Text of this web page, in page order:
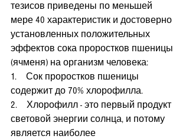
тезисов приведены по меньшей
мере 40 характеристик и достоверно
установленных положительных
эффектов сока проростков пшеницы
(ячменя) на организм человека:
1.    Сок проростков пшеницы
содержит до 70% хлорофилла.
2.    Хлорофилл - это первый продукт
световой энергии солнца, и потому
является наиболее